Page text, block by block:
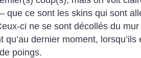
que ce sont les skins qui sont
ci ne se sont décollés du
qu’au dernier moment,
poings.